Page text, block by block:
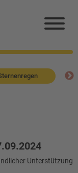
Unterstützung